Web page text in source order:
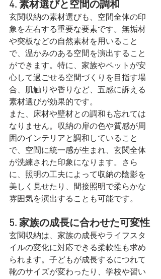
4. 素材選びと空間の調和
玄関収納の素材選びも、空間全体の印
象を左右する重要な要素です。無垢材
や突板などの自然素材を用いること
で、温かみのある空間を演出すること
ができます。特に、家族やペットが安
心して過ごせる空間づくりを目指す場
合、肌触りや香りなど、五感に訴える
素材選びが効果的です。
また、床材や壁材との調和も忘れては
なりません。収納の扉の色や質感が周
囲のインテリアと調和していること
で、空間に統一感が生まれ、玄関全体
が洗練された印象になります。さら
に、照明の工夫によって収納の陰影を
美しく見せたり、間接照明で柔らかな
雰囲気を演出することも可能です。
5. 家族の成長に合わせた可変性
玄関収納は、家族の成長やライフスタ
イルの変化に対応できる柔軟性も求め
られます。子どもが成長するにつれて
靴のサイズが変わったり、学校や習い